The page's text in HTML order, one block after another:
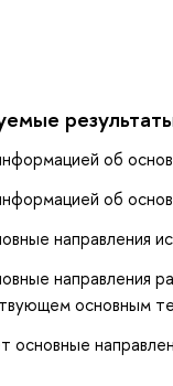
об
об
направления
направления
основным
основные